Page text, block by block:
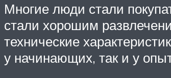
Многие люди стали
стали хорошим
технические
у начинающих, так и у